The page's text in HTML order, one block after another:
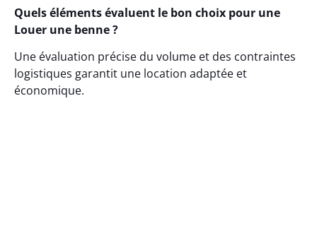
Quels éléments évaluent le bon choix pour une
Louer une benne ?
Une évaluation précise du volume et des contraintes
logistiques garantit une location adaptée et
économique.